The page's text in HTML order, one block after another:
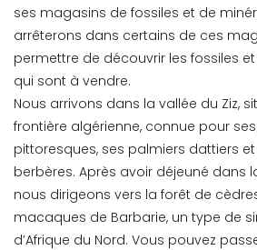
ses magasins de fossiles et de
arrêterons dans certains de ces
permettre de découvrir les fossiles
qui sont à vendre.
Nous arrivons dans la vallée du Ziz,
frontière algérienne, connue pour
pittoresques, ses palmiers dattiers
berbères. Après avoir déjeuné dans
nous dirigeons vers la forêt de
macaques de Barbarie, un type de
d’Afrique du Nord. Vous pouvez